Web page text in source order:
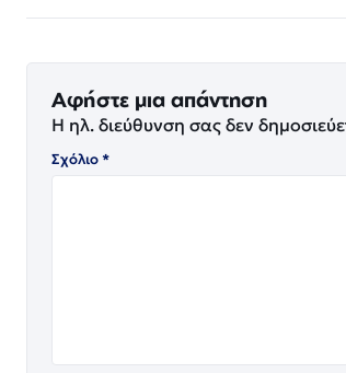
Αφήστε μια απάντηση
Η ηλ. διεύθυνση σας δεν
Σχόλιο*